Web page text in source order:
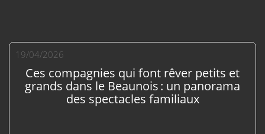
19/04/2026
Ces compagnies qui font rêver petits et
grands dans le Beaunois : un panorama
des spectacles familiaux